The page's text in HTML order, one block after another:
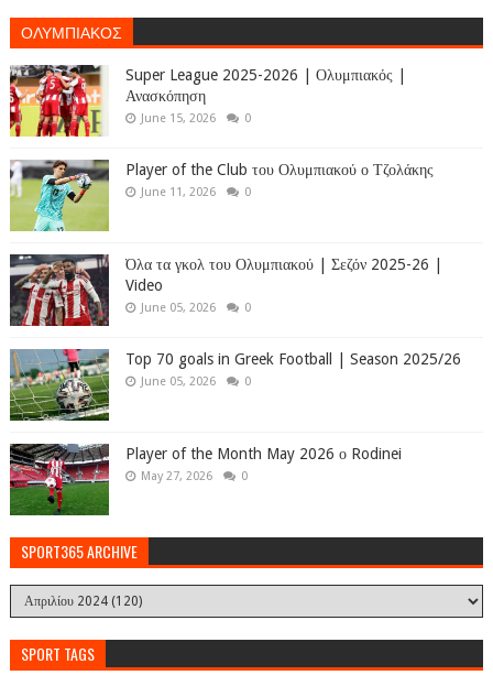
ΟΛΥΜΠΙΑΚΟΣ
Super League 2025-2026 | Ολυμπιακός |
Ανασκόπηση
June 15, 2026 0
Player of the Club του Ολυμπιακού ο Τζολάκης
June 11, 2026 0
Όλα τα γκολ του Ολυμπιακού | Σεζόν 2025-26 |
Video
June 05, 2026 0
Top 70 goals in Greek Football | Season 2025/26
June 05, 2026 0
Player of the Month May 2026 ο Rodinei
May 27, 2026 0
SPORT365 ARCHIVE
SPORT TAGS